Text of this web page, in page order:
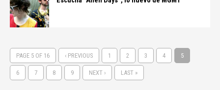
PAGE 5 OF 16 ‹ PREVIOUS 1 2 3 4 5
6 7 8 9 NEXT › LAST »